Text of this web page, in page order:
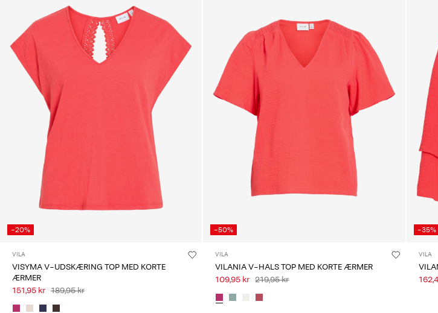
-20%
VILA
VISYMA V-UDSKÆRING TOP MED KORTE
ÆRMER
151,95 kr 189,95 kr
-50%
VILA
VILANIA V-HALS TOP MED KORTE ÆRMER
109,95 kr 219,95 kr
-35%
VILA